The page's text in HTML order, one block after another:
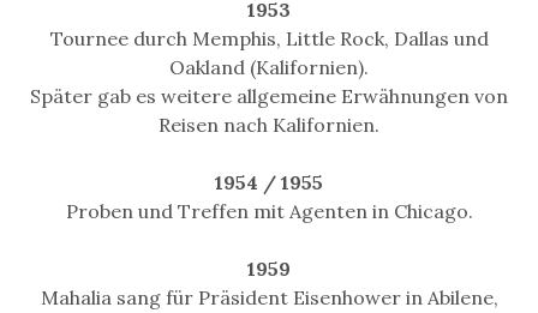
1953
Tournee durch Memphis, Little Rock, Dallas und
Oakland (Kalifornien).
Später gab es weitere allgemeine Erwähnungen von
Reisen nach Kalifornien.
1954 / 1955
Proben und Treffen mit Agenten in Chicago.
1959
Mahalia sang für Präsident Eisenhower in Abilene,